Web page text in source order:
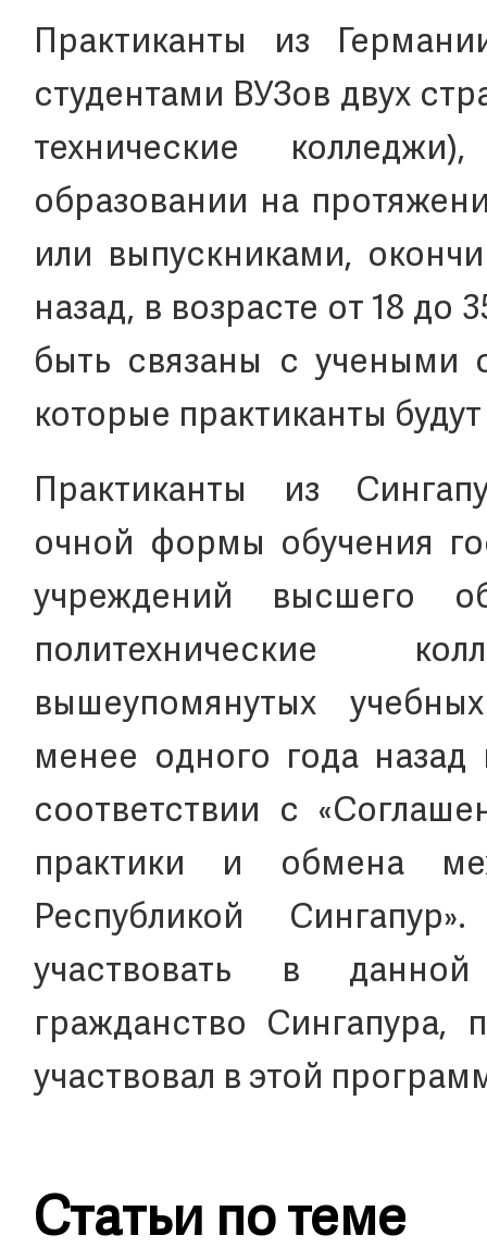
Практиканты из
студентами ВУЗов двух
технические
образовании на
или выпускниками,
назад, в возрасте от 18 до
быть связаны с учеными
которые практиканты
Практиканты из
очной формы обучения
учреждений высшего
политехнические
вышеупомянутых
менее одного года
соответствии с
практики и обмена
Республикой
участвовать в
гражданство
участвовал в этой
Статьи по теме